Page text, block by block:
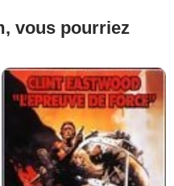
vous pourriez